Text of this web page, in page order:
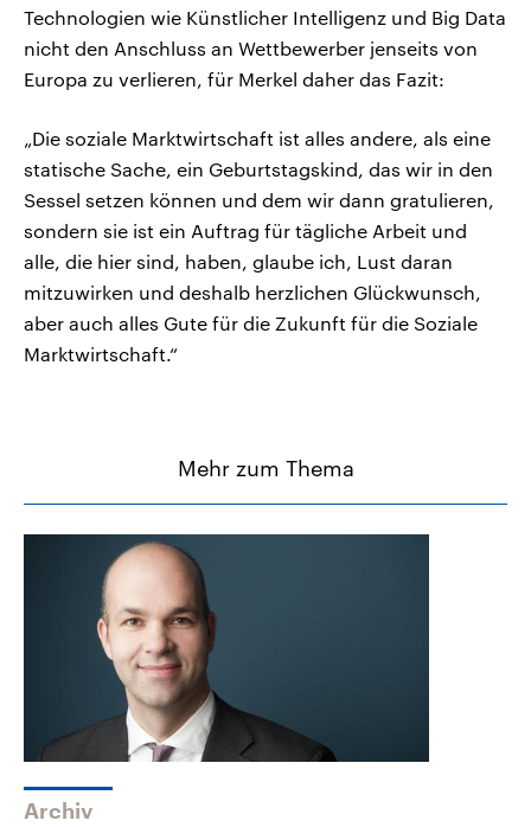
Technologien wie Künstlicher Intelligenz und Big Data
nicht den Anschluss an Wettbewerber jenseits von
Europa zu verlieren, für Merkel daher das Fazit:
„Die soziale Marktwirtschaft ist alles andere, als eine
statische Sache, ein Geburtstagskind, das wir in den
Sessel setzen können und dem wir dann gratulieren,
sondern sie ist ein Auftrag für tägliche Arbeit und
alle, die hier sind, haben, glaube ich, Lust daran
mitzuwirken und deshalb herzlichen Glückwunsch,
aber auch alles Gute für die Zukunft für die Soziale
Marktwirtschaft.“
Mehr zum Thema
Archiv